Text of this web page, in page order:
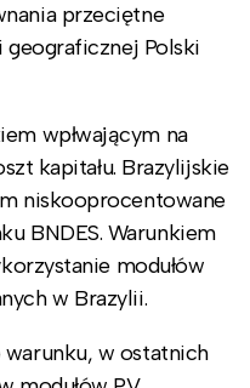
przeciętne
geograficznej Polski
wpłwającym na
kapitału. Brazylijskie
niskooprocentowane
BNDES. Warunkiem
modułów
w Brazylii.
w ostatnich